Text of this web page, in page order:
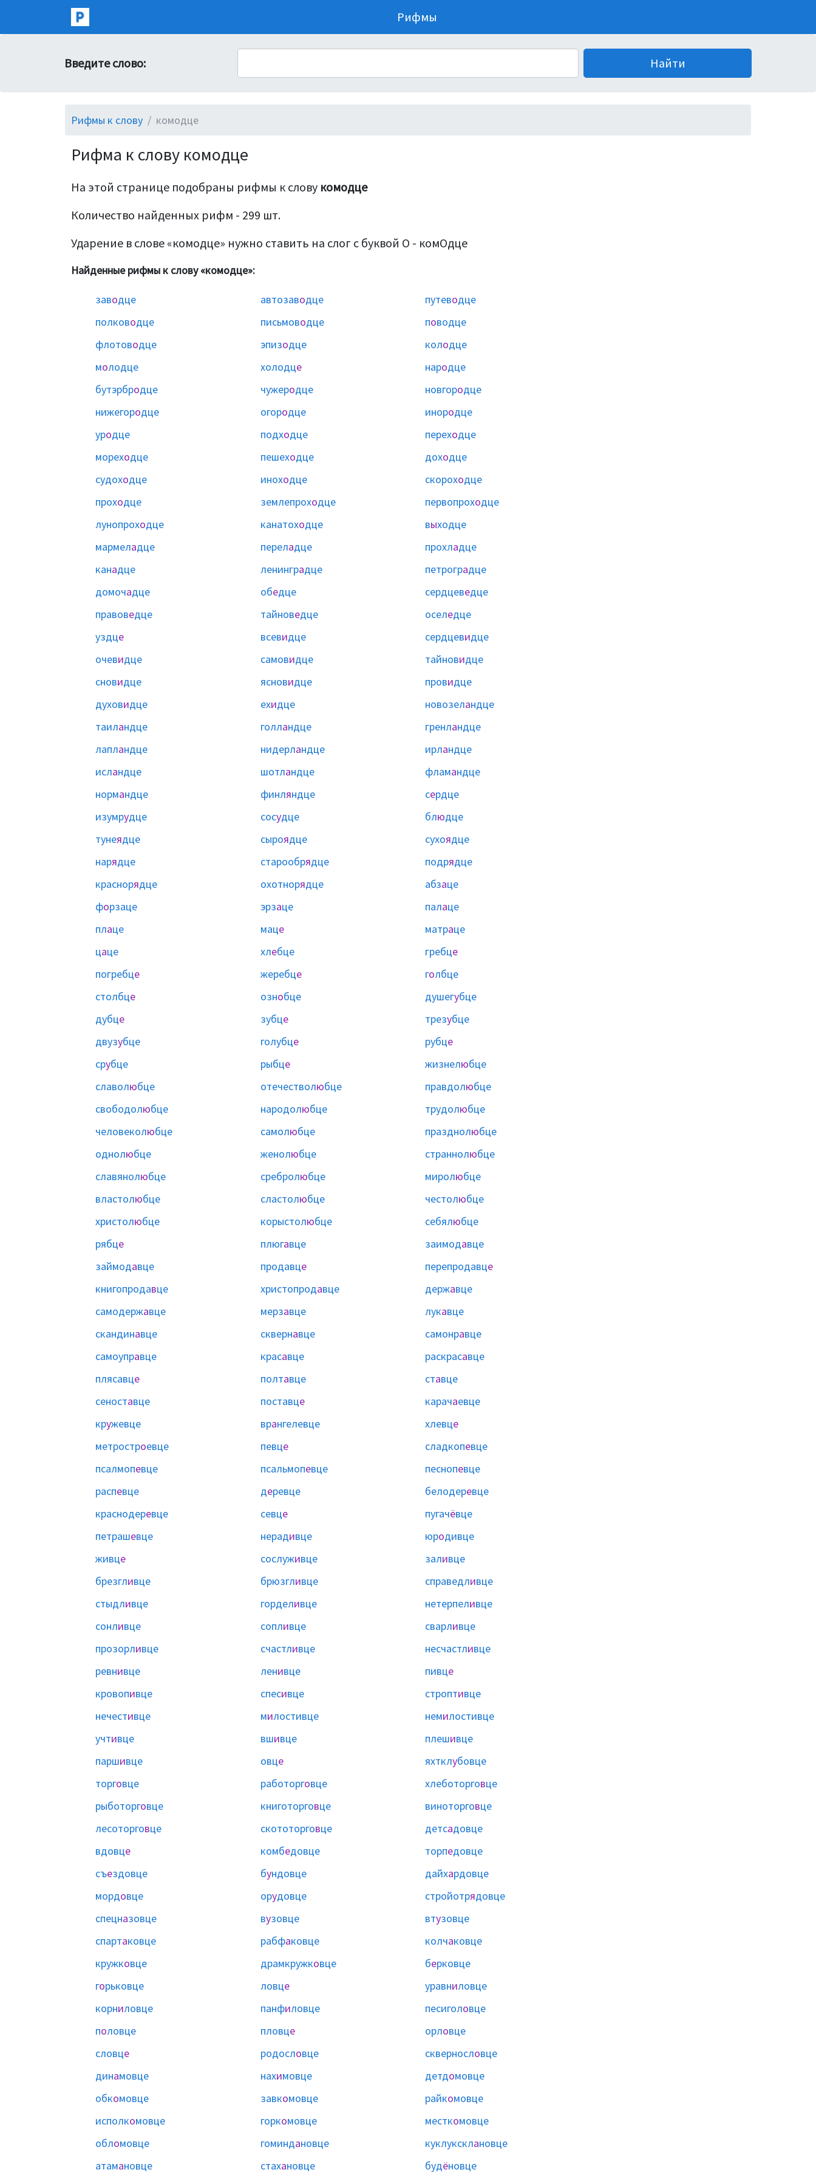
Рифмы
Введите слово:
Рифмы к слову комодце
Рифма к слову комодце
На этой странице подобраны рифмы к слову комодце
Количество найденных рифм - 299 шт.
Ударение в слове «комодце» нужно ставить на слог с буквой О - комОдце
Найденные рифмы к слову «комодце»:
заводце автозаводце путеводце
полководце письмоводце поводце
флотоводце эпизодце колодце
молодце холодце народце
бутэрбродце чужеродце новгородце
нижегородце огородце инородце
уродце подходце переходце
мореходце пешеходце доходце
судоходце иноходце скороходце
проходце землепроходце первопроходце
лунопроходце канатоходце выходце
мармеладце переладце прохладце
канадце ленинградце петроградце
домочадце обедце сердцеведце
правоведце тайноведце оселедце
уздце всевидце сердцевидце
очевидце самовидце тайновидце
сновидце ясновидце провидце
духовидце ехидце новозеландце
таиландце голландце гренландце
лапландце нидерландце ирландце
исландце шотландце фламандце
нормандце финляндце сердце
изумрудце сосудце блюдце
тунеядце сыроядце сухоядце
нарядце старообрядце подрядце
краснорядце охотнорядце абзаце
форзаце эрзаце палаце
плаце маце матраце
цаце хлебце гребце
погребце жеребце голбце
столбце ознобце душегубце
дубце зубце трезубце
двузубце голубце рубце
срубце рыбце жизнелюбце
славолюбце отечестволюбце правдолюбце
свободолюбце народолюбце трудолюбце
человеколюбце самолюбце празднолюбце
однолюбце женолюбце страннолюбце
славянолюбце сребролюбце миролюбце
властолюбце сластолюбце честолюбце
христолюбце корыстолюбце себялюбце
рябце плюгавце заимодавце
займодавце продавце перепродавце
книгопродавце христопродавце державце
самодержавце мерзавце лукавце
скандинавце сквернавце самонравце
самоуправце красавце раскрасавце
плясавце полтавце ставце
сеноставце поставце карачаевце
кружевце врангелевце хлевце
метростроевце певце сладкопевце
псалмопевце псальмопевце песнопевце
распевце деревце белодеревце
краснодеревце севце пугачёвце
петрашевце нерадивце юродивце
живце сослуживце заливце
брезгливце брюзгливце справедливце
стыдливце горделивце нетерпеливце
сонливце сопливце сварливце
прозорливце счастливце несчастливце
ревнивце ленивце пивце
кровопивце спесивце строптивце
нечестивце милостивце немилостивце
учтивце вшивце плешивце
паршивце овце яхтклубовце
торговце работорговце хлеботорговце
рыботорговце книготорговце виноторговце
лесоторговце скототорговце детсадовце
вдовце комбедовце торпедовце
съездовце бундовце дайхардовце
мордовце орудовце стройотрядовце
спецназовце вузовце втузовце
спартаковце рабфаковце колчаковце
кружковце драмкружковце берковце
горьковце ловце уравниловце
корниловце панфиловце песиголовце
половце пловце орловце
словце родословце сквернословце
динамовце нахимовце детдомовце
обкомовце завкомовце райкомовце
исполкомовце горкомовце месткомовце
обломовце гоминдановце куклуксклановце
атамановце стахановце будёновце